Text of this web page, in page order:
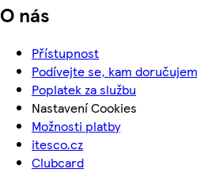
O nás
Přístupnost
Podívejte se, kam
Poplatek za službu
Nastavení Cookies
Možnosti platby
itesco.cz
Clubcard